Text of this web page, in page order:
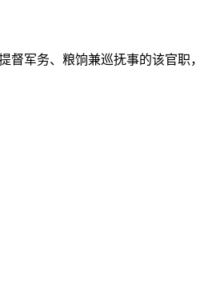
督军务、粮饷兼巡抚事的该官